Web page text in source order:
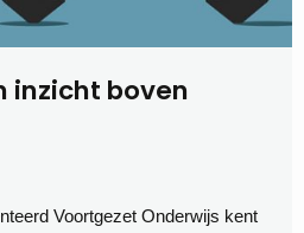
inzicht boven
Voortgezet Onderwijs kent